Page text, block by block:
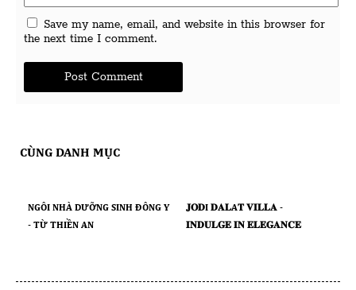
Save my name, email, and website in this browser for
the next time I comment.
CÙNG DANH MỤC
NGÔI NHÀ DƯỠNG SINH ĐÔNG Y
- TỪ THIỀN AN
𝐉𝐎𝐃I 𝐃𝐀𝐋A𝐓 𝐕𝐈𝐋𝐋𝐀 -
𝐈𝐍𝐃𝐔𝐋𝐆𝐄 𝐈𝐍 𝐄𝐋𝐄𝐆𝐀𝐍𝐂𝐄